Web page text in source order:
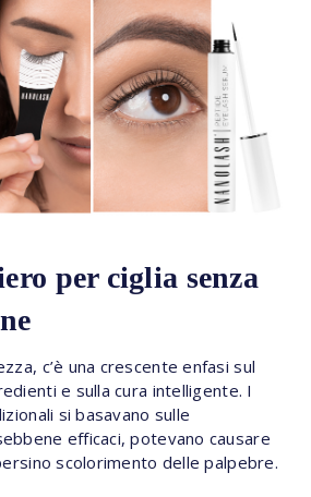
per ciglia senza
c’è una crescente enfasi sul
e sulla cura intelligente. I
si basavano sulle
efficaci, potevano causare
scolorimento delle palpebre.